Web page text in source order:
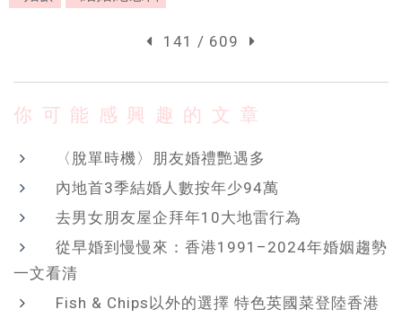
141 / 609
你可能感興趣的文章
〈脫單時機〉朋友婚禮艷遇多
內地首3季結婚人數按年少94萬
去男女朋友屋企拜年10大地雷行為
從早婚到慢慢來：香港1991–2024年婚姻趨勢
一文看清
Fish & Chips以外的選擇 特色英國菜登陸香港